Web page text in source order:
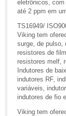
eletrônicos,
até 2 ppm em
TS16949/
Viking tem
surge, de pulso,
resistores de
resistores melf,
Indutores de
indutores RF,
variáveis,
indutores de fio
Viking tem